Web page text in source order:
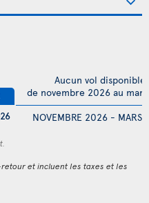
NOVEMBRE 2026 - MARS
Aucun vol disponible
de novembre 2026 au
et incluent les taxes et les